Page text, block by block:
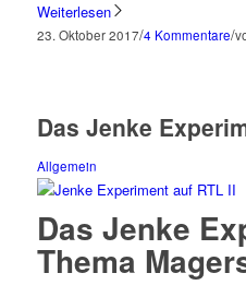
Weiterlesen
23. Oktober 2017/4 Kommentare/
Das Jenke
Allgemein
Das Jenke
Thema